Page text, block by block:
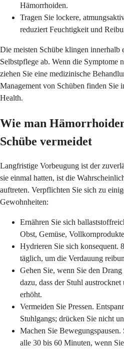
Hämorrhoiden.
Tragen Sie lockere,
reduziert Feuchtigkeit und
Die meisten Schübe klingen innerhalb
Selbstpflege ab. Wenn die Symptome
ziehen Sie eine medizinische
Management von Schüben finden Sie
Health.
Wie man
Schübe vermeidet
Langfristige Vorbeugung ist der
sie einmal hatten, ist die
auftreten. Verpflichten Sie sich zu
Gewohnheiten:
Ernähren Sie sich
Obst, Gemüse,
Hydrieren Sie sich konsequent.
täglich, um die Verdauung
Gehen Sie, wenn Sie den
dazu, dass der Stuhl
erhöht.
Vermeiden Sie Pressen.
Stuhlgangs; drücken Sie nicht
Machen Sie
alle 30 bis 60 Minuten, wenn